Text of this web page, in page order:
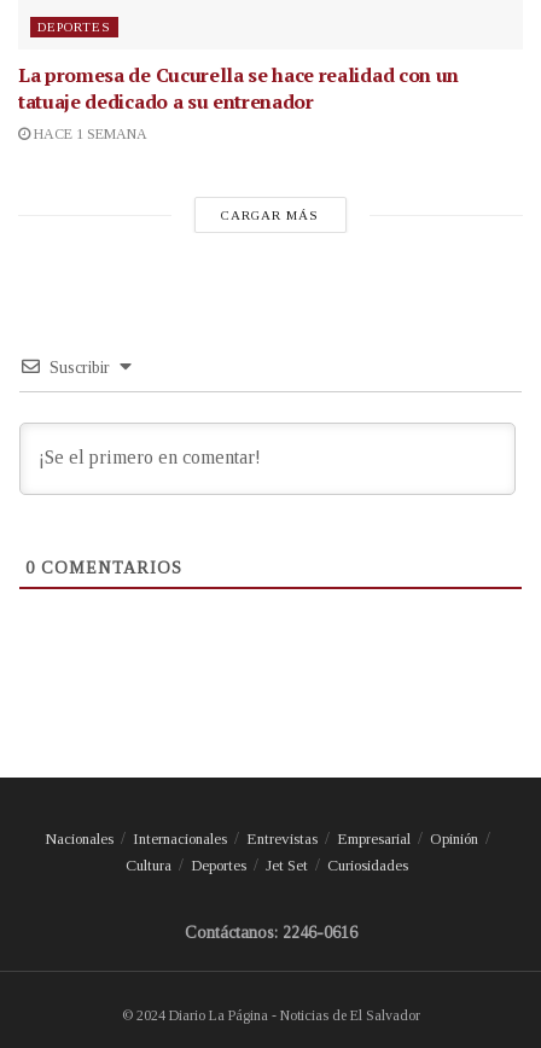
DEPORTES
La promesa de Cucurella se hace realidad con un
tatuaje dedicado a su entrenador
HACE 1 SEMANA
CARGAR MÁS
Suscribir
0 COMENTARIOS
Nacionales Internacionales Entrevistas Empresarial
Opinión
Cultura
Deportes Jet Set Curiosidades
Contáctanos: 2246-0616
© 2024 Diario La Página - Noticias de El Salvador